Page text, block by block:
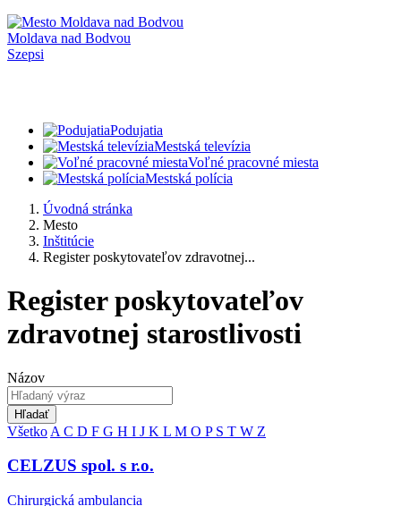
Moldava nad Bodvou
Szepsi
Podujatia
Mestská televízia
Voľné pracovné miesta
Mestská polícia
Úvodná stránka
Mesto
Inštitúcie
Register poskytovateľov zdravotnej...
Register poskytovateľov
zdravotnej starostlivosti
Názov
Hľadať
Všetko A C D F G H I J K L M O P S T W Z
CELZUS spol. s r.o.
Chirurgická ambulancia